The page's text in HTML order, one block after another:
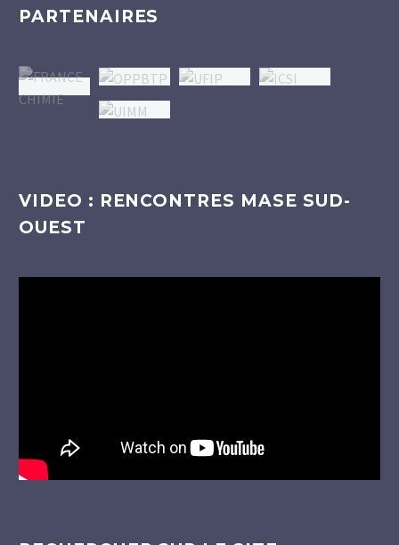
PARTENAIRES
VIDEO : RENCONTRES MASE SUD-
OUEST